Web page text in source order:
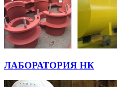
ЛАБОРАТОРИЯ НК